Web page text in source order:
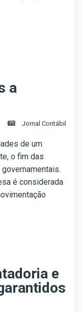
a
Jornal Contábil
de um
o fim das
é considerada
e